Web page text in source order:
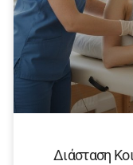
Διάσταση